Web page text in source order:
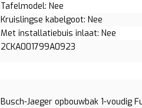
Tafelmodel: Nee
Kruislingse kabelgoot: Nee
Met installatiebuis inlaat: Nee
2CKA001799A0923
Busch-Jaeger opbouwbak 1-voudig